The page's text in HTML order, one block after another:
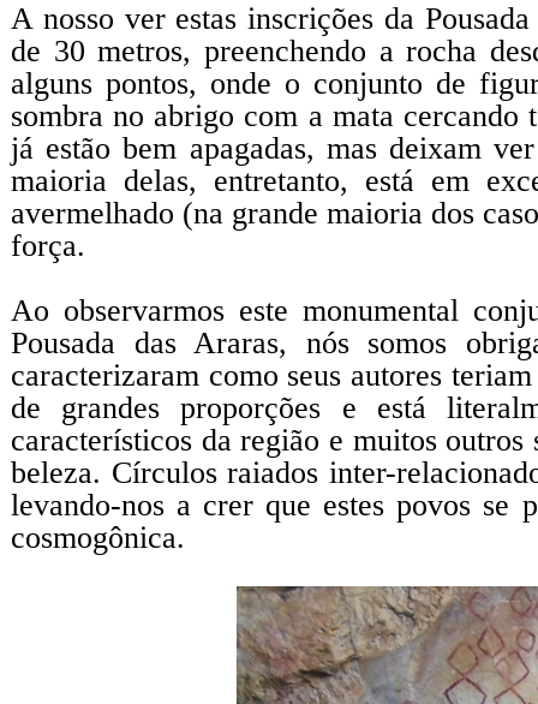
A nosso ver estas inscrições da
de 30 metros, preenchendo a rocha
alguns pontos, onde o conjunto de
sombra no abrigo com a mata
já estão bem apagadas, mas deixam
maioria delas, entretanto, está em
avermelhado (na grande maioria dos
força.
Ao observarmos este monumental
Pousada das Araras, nós somos
caracterizaram como seus autores
de grandes proporções e está
característicos da região e muitos
beleza. Círculos raiados inter-
levando-nos a crer que estes povos se
cosmogônica.